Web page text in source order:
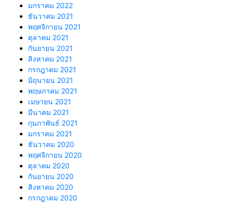
มกราคม 2022
ธันวาคม 2021
พฤศจิกายน 2021
ตุลาคม 2021
กันยายน 2021
สิงหาคม 2021
กรกฎาคม 2021
มิถุนายน 2021
พฤษภาคม 2021
เมษายน 2021
มีนาคม 2021
กุมภาพันธ์ 2021
มกราคม 2021
ธันวาคม 2020
พฤศจิกายน 2020
ตุลาคม 2020
กันยายน 2020
สิงหาคม 2020
กรกฎาคม 2020